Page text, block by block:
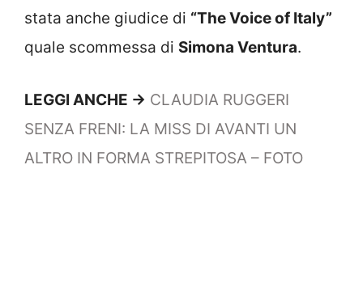
stata anche giudice di “The Voice of Italy”
quale scommessa di Simona Ventura.
LEGGI ANCHE -> CLAUDIA RUGGERI
SENZA FRENI: LA MISS DI AVANTI UN
ALTRO IN FORMA STREPITOSA – FOTO